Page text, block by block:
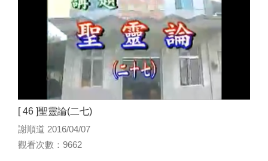
[ 46 ]聖靈論(二七)
謝順道 2016/04/07
觀看次數：9662